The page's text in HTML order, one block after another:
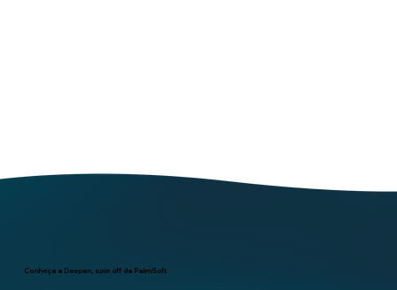
Conheça a Deepen, spin off da PalmSoft